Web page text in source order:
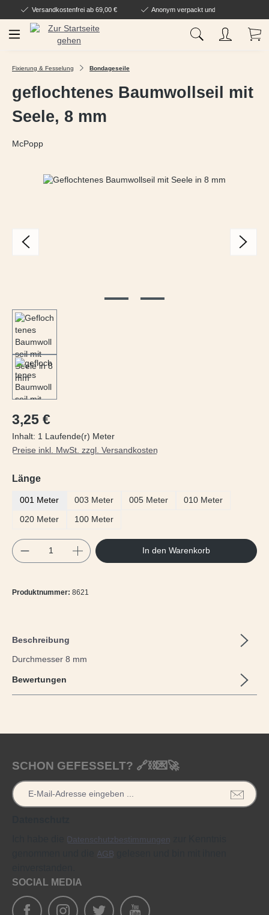
Zum Hauptinhalt springen
Versandkostenfrei ab 69,00 € Anonym verpackt und geliefert
Fixierung & Fesselung Bondageseile
geflochtenes Baumwollseil mit
Seele, 8 mm
McPopp
Regulärer Preis:
3,25 €
Inhalt: 1 Laufende(r) Meter
Preise inkl. MwSt. zzgl. Versandkosten
Längeauswählen
001 Meter 003 Meter 005 Meter 010 Meter
020 Meter 100 Meter
Produkt Anzahl: Gib den gewünschten
In den Warenkorb
Produktnummer: 8621
Beschreibung
Durchmesser 8 mm
Bewertungen
SCHON GEFESSELT? 🔗⛓️💌🚀
Datenschutzbestimmungen
AGB
SOCIAL MEDIA